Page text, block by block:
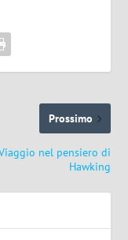
Prossimo
nel pensiero di
Hawking